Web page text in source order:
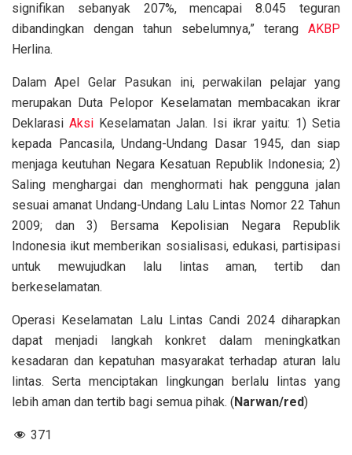
signifikan sebanyak 207%, mencapai 8.045 teguran
dibandingkan dengan tahun sebelumnya,” terang AKBP
Herlina.
Dalam Apel Gelar Pasukan ini, perwakilan pelajar yang
merupakan Duta Pelopor Keselamatan membacakan ikrar
Deklarasi Aksi Keselamatan Jalan. Isi ikrar yaitu: 1) Setia
kepada Pancasila, Undang-Undang Dasar 1945, dan siap
menjaga keutuhan Negara Kesatuan Republik Indonesia; 2)
Saling menghargai dan menghormati hak pengguna jalan
sesuai amanat Undang-Undang Lalu Lintas Nomor 22 Tahun
2009; dan 3) Bersama Kepolisian Negara Republik
Indonesia ikut memberikan sosialisasi, edukasi, partisipasi
untuk mewujudkan lalu lintas aman, tertib dan
berkeselamatan.
Operasi Keselamatan Lalu Lintas Candi 2024 diharapkan
dapat menjadi langkah konkret dalam meningkatkan
kesadaran dan kepatuhan masyarakat terhadap aturan lalu
lintas. Serta menciptakan lingkungan berlalu lintas yang
lebih aman dan tertib bagi semua pihak. ( Narwan/red)
371